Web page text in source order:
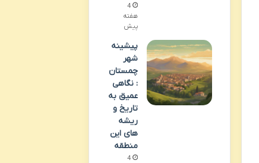
4
هفته
پیش
پیشینه
شهر
چمستان
: نگاهی
عمیق به
تاریخ و
ریشه
های این
منطقه
4